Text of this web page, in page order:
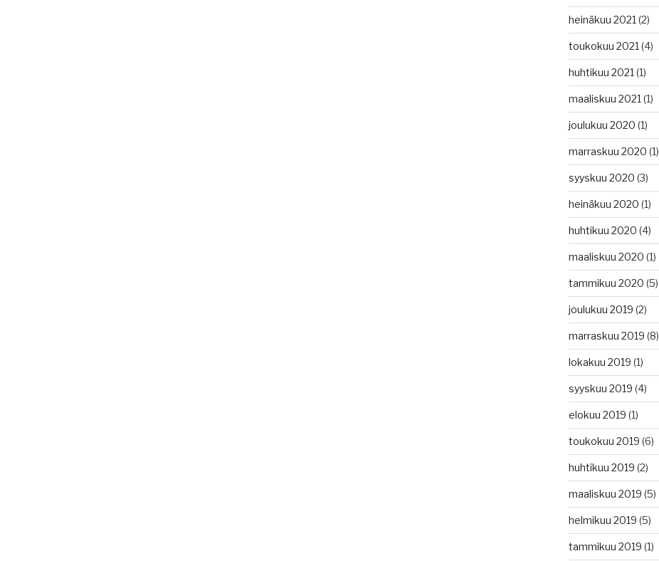
heinäkuu 2021 (2)
toukokuu 2021 (4)
huhtikuu 2021 (1)
maaliskuu 2021 (1)
joulukuu 2020 (1)
marraskuu 2020 (1)
syyskuu 2020 (3)
heinäkuu 2020 (1)
huhtikuu 2020 (4)
maaliskuu 2020 (1)
tammikuu 2020 (5)
joulukuu 2019 (2)
marraskuu 2019 (8)
lokakuu 2019 (1)
syyskuu 2019 (4)
elokuu 2019 (1)
toukokuu 2019 (6)
huhtikuu 2019 (2)
maaliskuu 2019 (5)
helmikuu 2019 (5)
tammikuu 2019 (1)